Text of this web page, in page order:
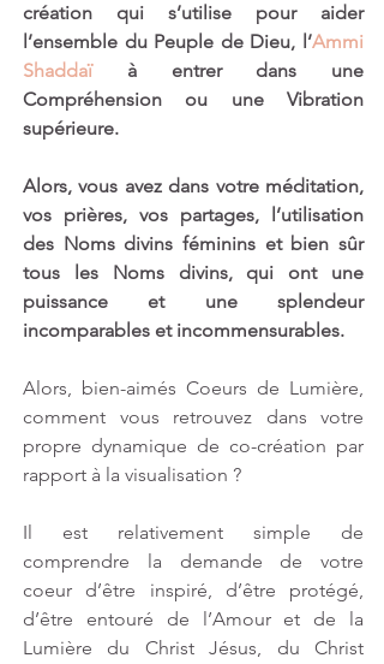
création qui s’utilise pour aider
l’ensemble du Peuple de Dieu, l’Ammi
Shaddaï à entrer dans une
Compréhension ou une Vibration
supérieure.
Alors, vous avez dans votre méditation,
vos prières, vos partages, l’utilisation
des Noms divins féminins et bien sûr
tous les Noms divins, qui ont une
puissance et une splendeur
incomparables et incommensurables.
Alors, bien-aimés Coeurs de Lumière,
comment vous retrouvez dans votre
propre dynamique de co-création par
rapport à la visualisation ?
Il est relativement simple de
comprendre la demande de votre
coeur d’être inspiré, d’être protégé,
d’être entouré de l’Amour et de la
Lumière du Christ Jésus, du Christ